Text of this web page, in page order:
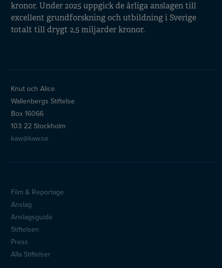
kronor. Under 2025 uppgick de årliga anslagen till
excellent grundforskning och utbildning i Sverige
totalt till drygt 2,5 miljarder kronor.
Knut och Alice
Wallenbergs Stiftelse
Box 16066
103 22 Stockholm
kaw@kaw.se
Sidfotsmeny
Film & Reportage
Anslag
Anslagsguide
Stiftelsen
Press
Alla Stiftelser